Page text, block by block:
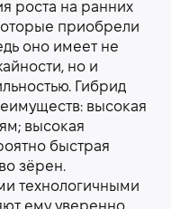
роста на ранних
приобрели
оно имеет не
но и
Гибрид
высокая
высокая
быстрая
зёрен.
технологичными